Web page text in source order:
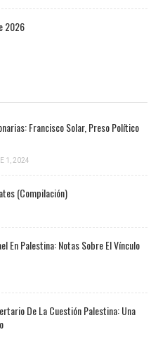
2026
Francisco Solar, Preso Político
1, 2024
(compilación)
En Palestina: Notas Sobre El Vínculo
De La Cuestión Palestina: Una